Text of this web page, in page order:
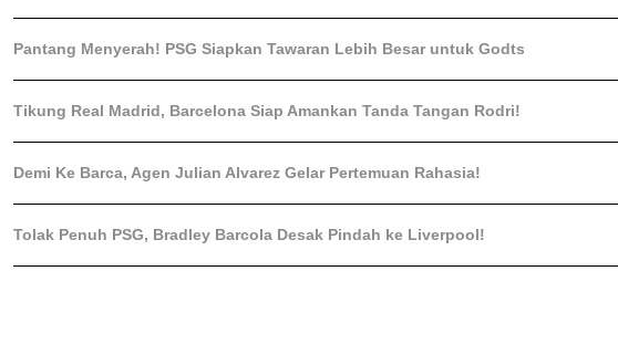
Pantang Menyerah! PSG Siapkan Tawaran Lebih Besar untuk Godts
Tikung Real Madrid, Barcelona Siap Amankan Tanda Tangan Rodri!
Demi Ke Barca, Agen Julian Alvarez Gelar Pertemuan Rahasia!
Tolak Penuh PSG, Bradley Barcola Desak Pindah ke Liverpool!